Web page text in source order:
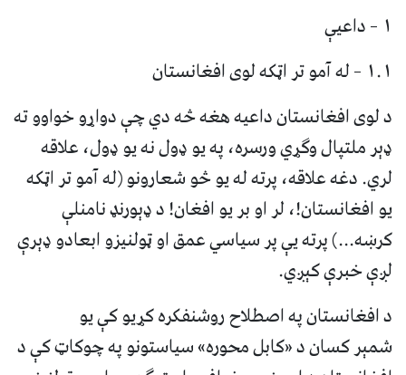
۱ – داعیې
۱.۱ – له آمو تر اټکه لوی افغانستان
د لوی افغانستان داعیه هغه څه دي چې دواړو خواوو ته
ډېر ملتپال وګړي ورسره، په یو ډول نه یو ډول، علاقه
لري. دغه علاقه، پرته له یو څو شعارونو (له آمو تر اټکه
یو افغانستان!، لر او بر یو افغان! د ډېورنډ نامنلې
کرښه...) پرته یې پر سیاسي عمق او ټولنیزو ابعادو ډېرې
لږې خبرې کېږي.
د افغانستان په اصطلاح روشنفکره کړیو کې یو
شمېر کسان د «کابل محوره» سیاستونو په چوکاټ کې د